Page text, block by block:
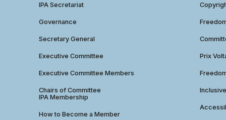
IPA Secretariat
Governance
Secretary General
Executive Committee
Executive Committee Members
Chairs of Committee
IPA Membership
How to Become a Member
Prix